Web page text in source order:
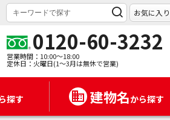
お気に入り
0120-60-3232
営業時間：10:00～18:00
定休日：火曜日(1～3月は無休で営業)
探す 建物名から探す